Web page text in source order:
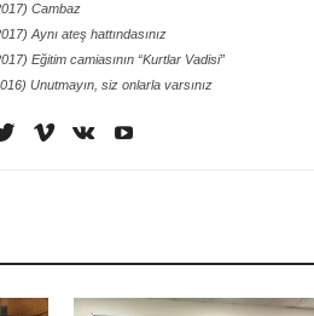
Cambaz
Aynı ateş hattındasınız
Eğitim camiasının “Kurtlar Vadisi”
Unutmayın, siz onlarla varsınız